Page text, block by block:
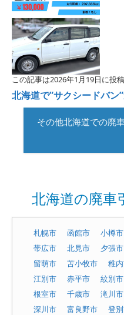
この記事は2026年1月19日に投
北海道で”サクシードバン
その他北海道での廃
北海道の廃車
札幌市 函館市 小樽市
帯広市
北見市 夕張市
留萌市
苫小牧市 稚
江別市
赤平市 紋別市
根室市
千歳市 滝川市
深川市
富良野市 登